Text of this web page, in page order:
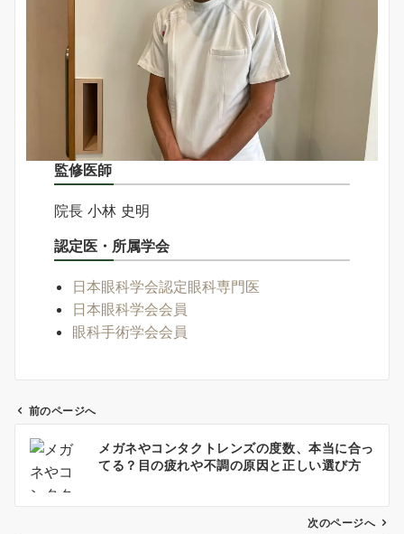
監修医師
院長 小林 史明
認定医・所属学会
日本眼科学会認定眼科専門医
日本眼科学会会員
眼科手術学会会員
ビ
前のページへ
メガネやコンタクトレンズの度数、本当に合っ
てる？目の疲れや不調の原因と正しい選び方
次のページへ